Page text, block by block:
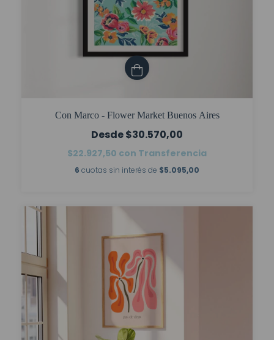
Con Marco - Flower Market Buenos Aires
$30.570,00
$22.927,50 con Transferencia
6 cuotas sin interés de $5.095,00